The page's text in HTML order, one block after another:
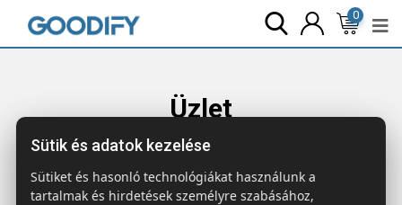
0
Üzlet
Főoldal Termékek Iroda & Írás
elosztó
Sütik és adatok kezelése
Sütiket és hasonló technológiákat használunk a
tartalmak és hirdetések személyre szabásához,